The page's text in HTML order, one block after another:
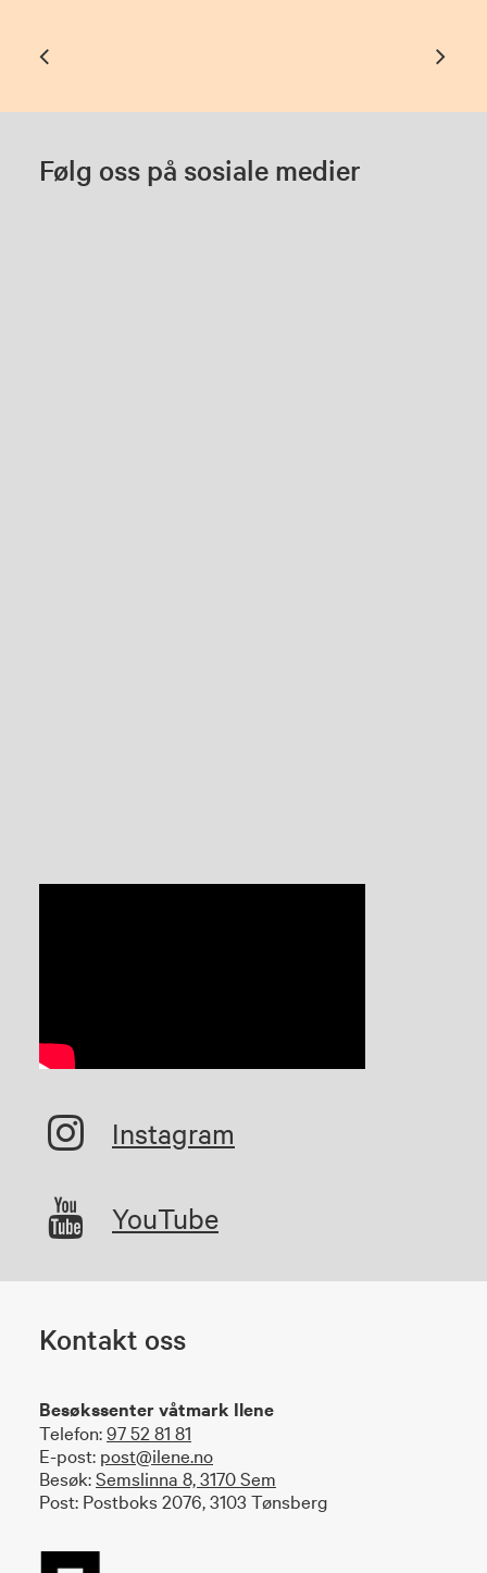
Følg oss på sosiale medier
Instagram
YouTube
Kontakt oss
Besøkssenter våtmark Ilene
Telefon:97 52 81 81
E-post: post@ilene.no
Besøk:Semslinna 8, 3170 Sem
Post: Postboks 2076, 3103 Tønsberg